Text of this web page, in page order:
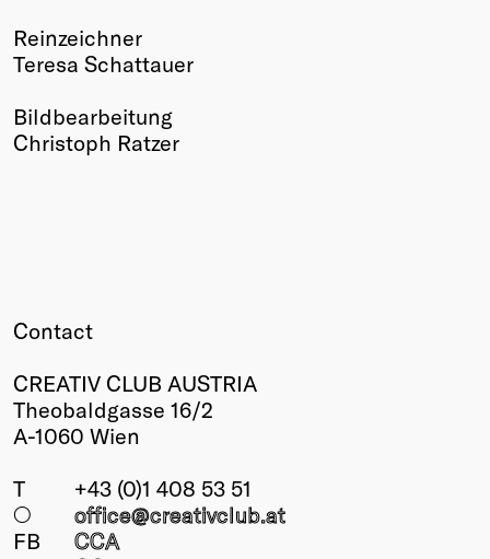
Reinzeichner
Teresa Schattauer
Bildbearbeitung
Christoph Ratzer
Contact
CREATIV CLUB AUSTRIA
Theobaldgasse 16/2
A-1060 Wien
T
+43 (0)1 408 53 51
○
office@creativclub.at
FB
CCA